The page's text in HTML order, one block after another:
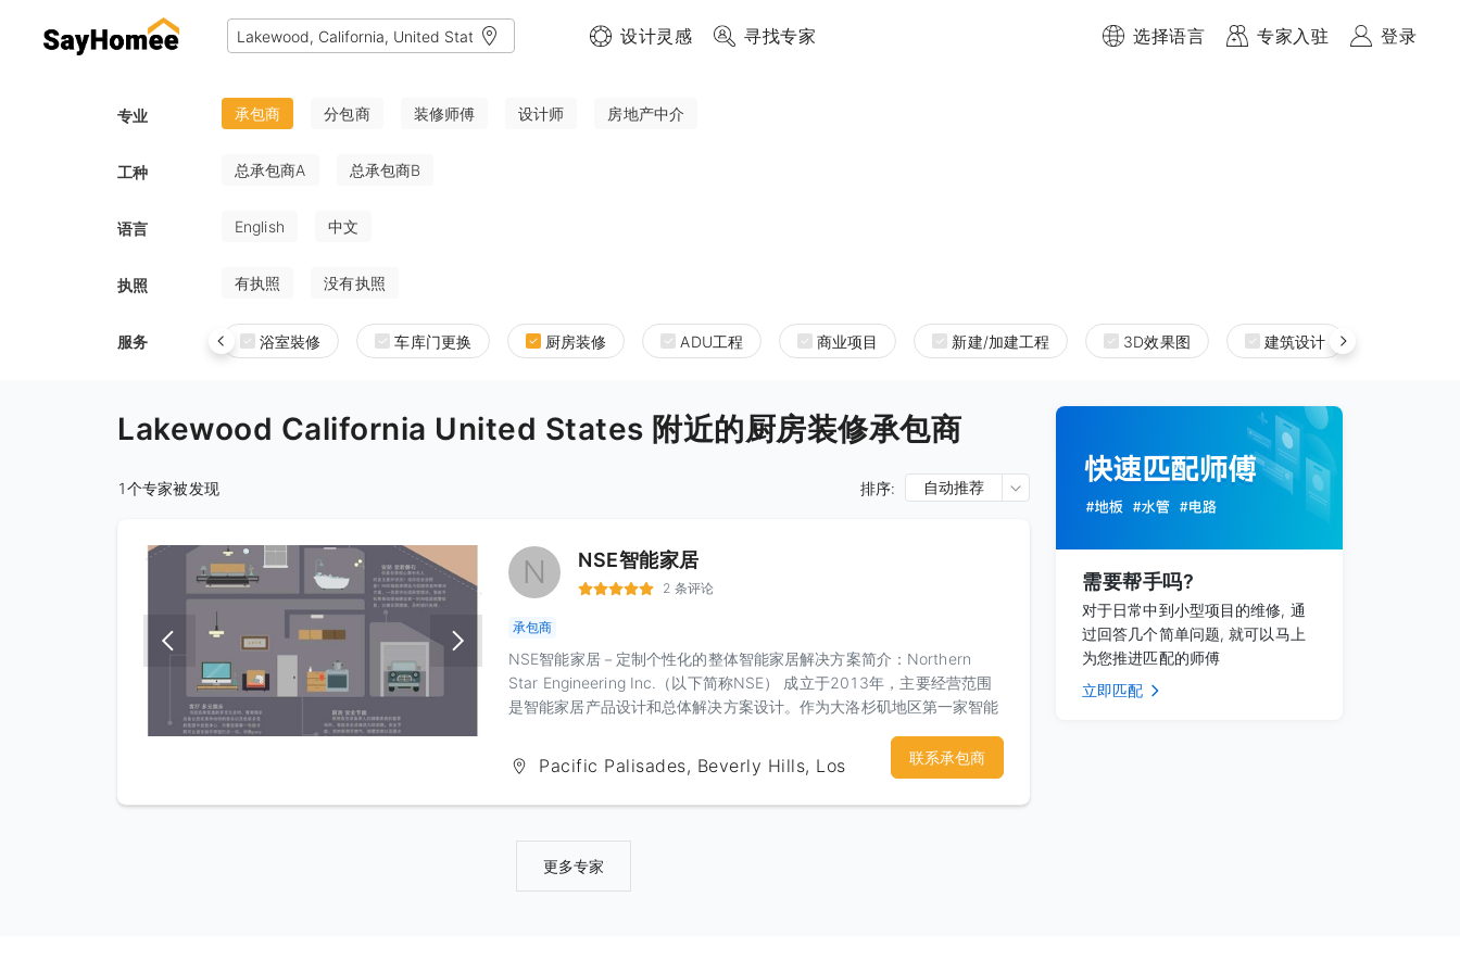
设计灵感 寻找专家 选择语言 专家入驻 登录
专业 承包商 分包商 装修师傅 设计师 房地产中介
工种 总承包商A 总承包商B
语言 English 中文
执照 有执照 没有执照
服务 浴室裝修 车库门更换 厨房装修 ADU工程 商业项目 新建/加建工程 3D效果图 建筑设计
Lakewood California United States 附近的厨房装修承包商
1个专家被发现 排序: 自动推荐
N NSE智能家居
2 条评论
承包商
NSE智能家居－定制个性化的整体智能家居解决方案简介：Northern
Star Engineering Inc.（以下简称NSE） 成立于2013年，主要经营范围
是智能家居产品设计和总体解决方案设计。作为大洛杉矶地区第一家智能
单，节能的智能家居综合解决方案。我们提供的服务（客人可以根据喜好
选择单项或者多项服务）：提高安全性：安全可靠的门禁系统，配合各类
监控丶传感设备，监控录像即时上传至云端保存,甚至自动拨打911报警电
式，晚安模式等等不同场景，一键切换，舒适快捷。提高便利性：远程遥
控，手机app控制，声控以及自动化控制，多样化但绝不繁琐。 实现环保
Pacific Palisades, Beverly Hills, Los
联系承包商
更多专家
需要帮手吗?
对于日常中到小型项目的维修, 通
过回答几个简单问题, 就可以马上
为您推进匹配的师傅
立即匹配